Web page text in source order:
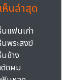
นล่าสุด
แฟนเก่า
พระสงฆ์
ช้าง
ดผม